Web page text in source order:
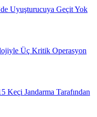
Uyuşturucuya Geçit Yok
Üç Kritik Operasyon
Keçi Jandarma Tarafından